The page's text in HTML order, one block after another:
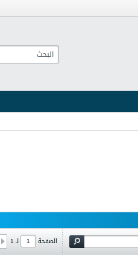
الصفحة لـ1